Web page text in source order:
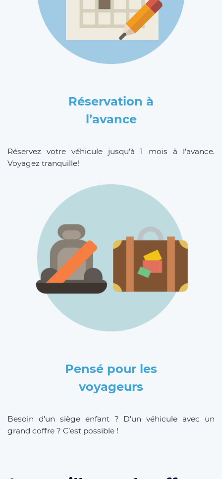
Réservation à
l’avance
Réservez votre véhicule jusqu’à 1 mois à l’avance.
Voyagez tranquille!
Pensé pour les
voyageurs
Besoin d’un siège enfant ? D’un véhicule avec un
grand coffre ? C’est possible !